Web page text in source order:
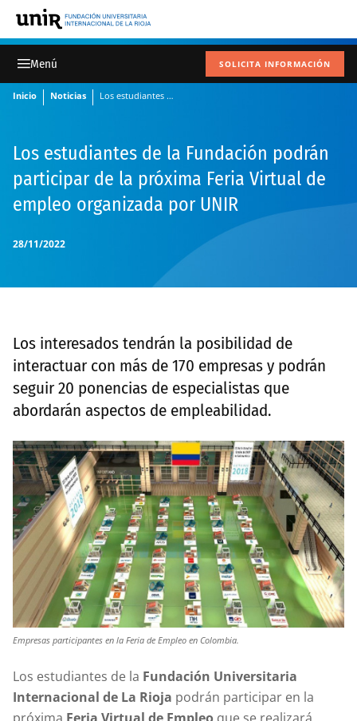
SOLICITA INFORMACIÓN
Inicio Noticias Los estudiantes de la Fundación podrán participar de la próxima Feria Virtual de empleo organizada por UNIR
28/11/2022
Los estudiantes de la Fundación podrán
participar de la próxima Feria Virtual de
empleo organizada por UNIR
Los interesados tendrán la posibilidad de
interactuar con más de 170 empresas y podrán
seguir 20 ponencias de especialistas que
abordarán aspectos de empleabilidad.
Empresas participantes en la Feria de Empleo en Colombia.
Los estudiantes de la Fundación Universitaria
Internacional de La Rioja podrán participar en la